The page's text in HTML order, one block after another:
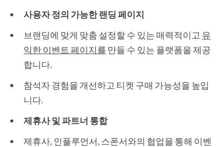
사용자 정의 가능한 랜딩 페이지
브랜딩에 맞게 맞춤 설정할 수 있는 매력적이고 유
익한 이벤트 페이지를 만들 수 있는 플랫폼을 제공
합니다.
참석자 경험을 개선하고 티켓 구매 가능성을 높입
니다.
제휴사 및 파트너 통합
제휴사, 인플루언서, 스폰서와의 협업을 통해 이벤